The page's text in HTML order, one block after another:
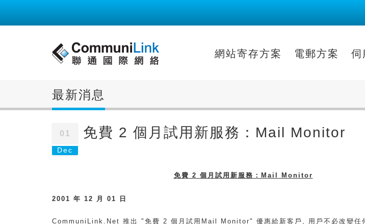
網站寄存方案 電郵方案 伺
最新消息
01
Dec
免費 2 個月試用新服務：Mail Monitor
免費 2 個月試用新服務：Mail Monitor
2001 年 12 月 01 日
CommuniLink.Net 推出 "免費 2 個月試用Mail Monitor" 優惠給新客戶, 用戶不必改變任